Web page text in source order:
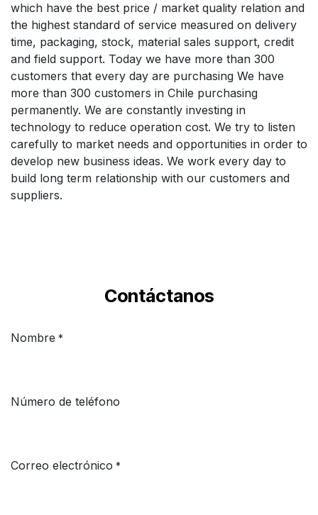
which have the best price / market quality relation and
the highest standard of service measured on delivery
time, packaging, stock, material sales support, credit
and field support. Today we have more than 300
customers that every day are purchasing We have
more than 300 customers in Chile purchasing
permanently. We are constantly investing in
technology to reduce operation cost. We try to listen
carefully to market needs and opportunities in order to
develop new business ideas. We work every day to
build long term relationship with our customers and
suppliers.
Contáctanos
Nombre *
Número de teléfono
Correo electrónico *